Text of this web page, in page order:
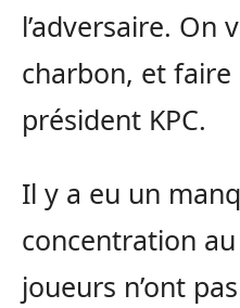
l’adversaire. On
charbon, et
président KPC.
Il y a eu un
concentration
joueurs n’ont